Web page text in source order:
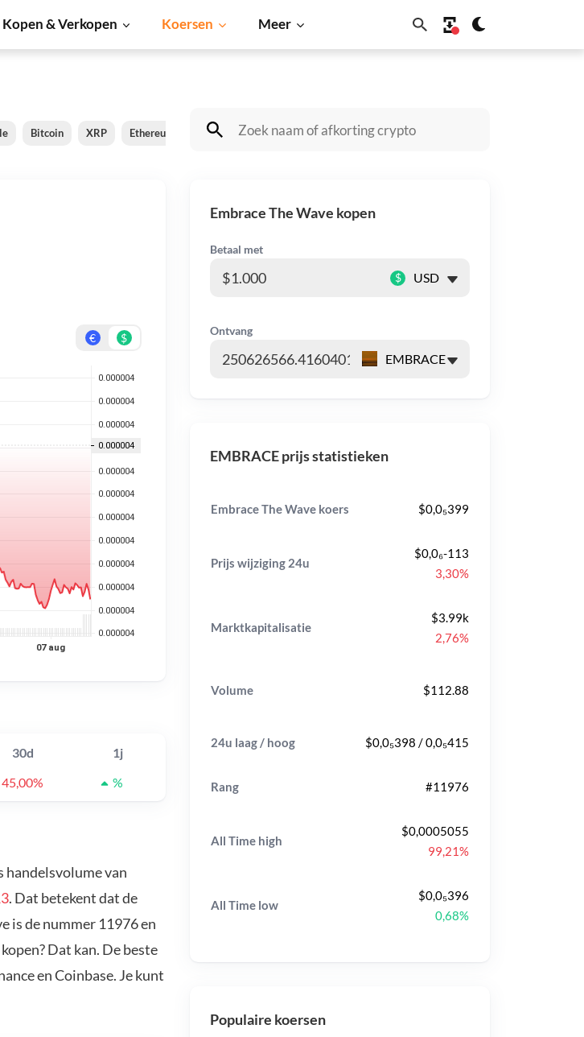
Kopen & Verkopen Koersen Meer
Bitcoin XRP Ethereum Cardano Shiba Inu Dogecoin Solana
€ $
30d
1j
45,00% %
handelsvolume van
. Dat betekent dat de
is de nummer 11976 en
Dat kan. De beste
en Coinbase. Je kunt
Embrace The Wave kopen
Betaal met
$
Ontvang
EMBRACE prijs statistieken
Embrace The Wave koers $0,0₅399
Prijs wijziging 24u
$0,0₆-113
3,30%
Marktkapitalisatie
$3.99k
2,76%
Volume $112.88
24u laag / hoog $0,0₅398 / 0,0₅415
Rang #11976
All Time high
$0,0005055
99,21%
All Time low
$0,0₅396
0,68%
Populaire koersen